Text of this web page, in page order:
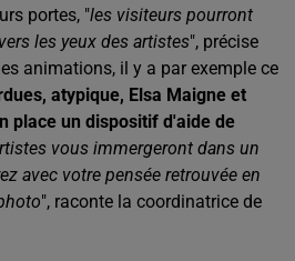
portes, "les visiteurs pourront
les yeux des artistes", précise
animations, il y a par exemple ce
atypique, Elsa Maigne et
place un dispositif d'aide de
vous immergeront dans un
avec votre pensée retrouvée en
", raconte la coordinatrice de